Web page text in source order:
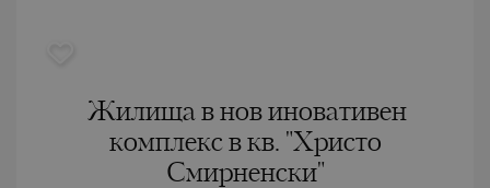
Жилища в нов иновативен
комплекс в кв. "Христо
Смирненски"